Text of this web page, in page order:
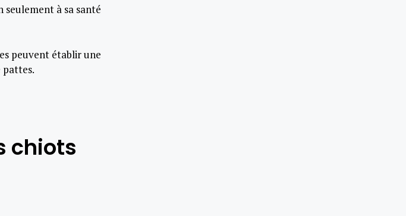
à sa santé
peuvent établir une
pattes.
chiots